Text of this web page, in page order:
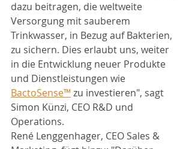
dazu beitragen, die weltweite
Versorgung mit sauberem
Trinkwasser, in Bezug auf Bakterien,
zu sichern. Dies erlaubt uns, weiter
in die Entwicklung neuer Produkte
und Dienstleistungen wie
BactoSense™ zu investieren", sagt
Simon Künzi, CEO R&D und
Operations.
René Lenggenhager, CEO Sales &